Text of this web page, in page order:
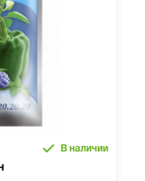
В наличии